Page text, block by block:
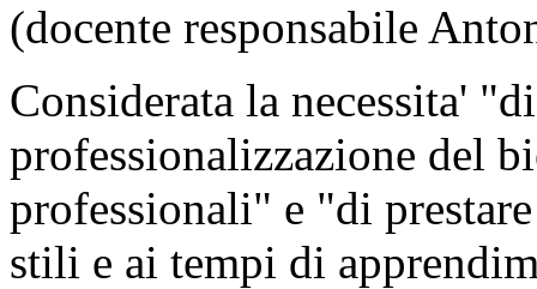
(docente responsabile
Considerata la necessita'
professionalizzazione del
professionali" e "di
stili e ai tempi di